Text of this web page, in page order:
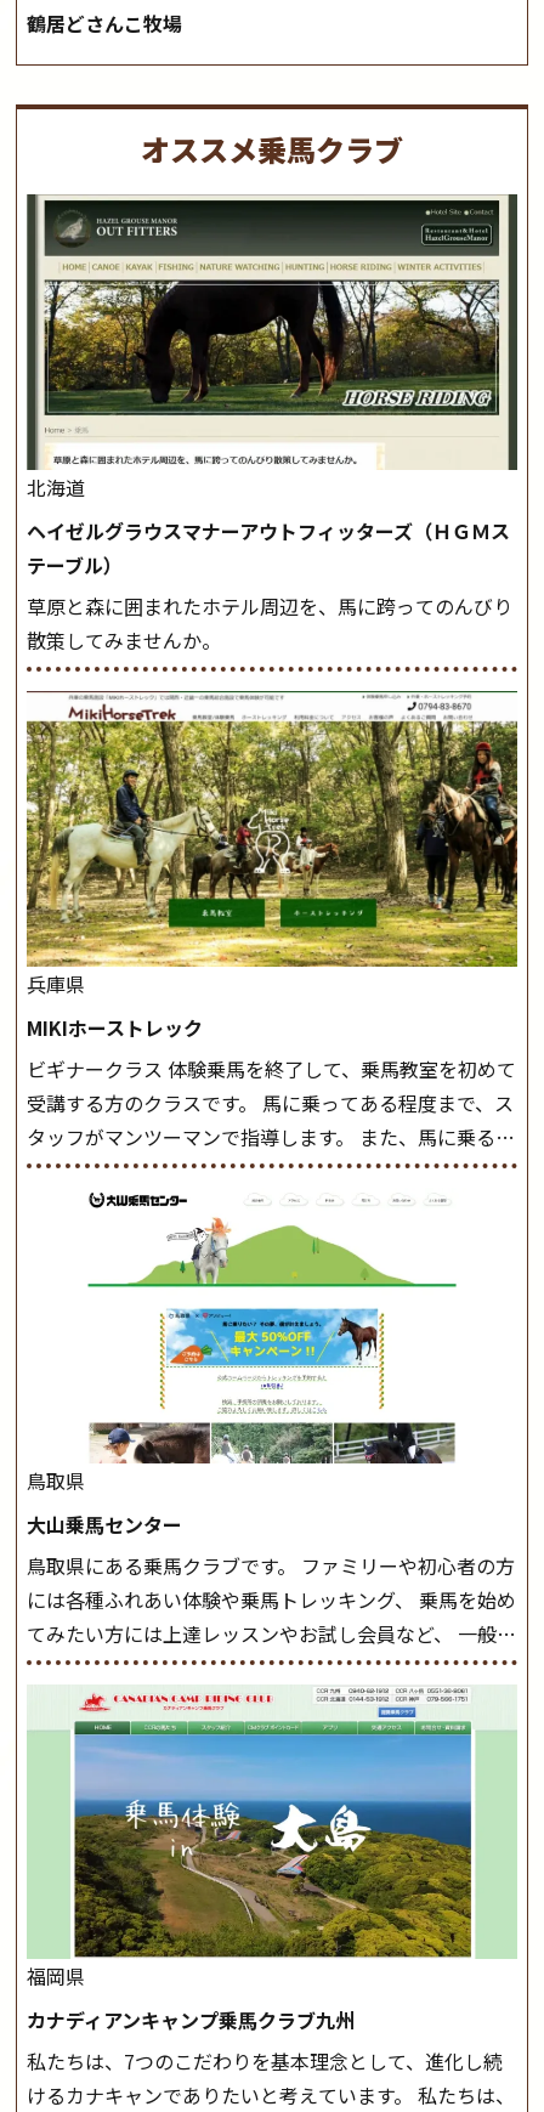
鶴居どさんこ牧場
オススメ乗馬クラブ
北海道
ヘイゼルグラウスマナーアウトフィッターズ（ＨＧＭス
テーブル）
草原と森に囲まれたホテル周辺を、馬に跨ってのんびり
散策してみませんか。
兵庫県
MIKIホーストレック
ビギナークラス 体験乗馬を終了して、乗馬教室を初めて
受講する方のクラスです。 馬に乗ってある程度まで、ス
タッフがマンツーマンで指導します。 また、馬に乗るだ
けでなく、馬の手入れや馬装（鞍などを装着する） も
このクラスで把握し、「馬に触れること」にも慣れてい
きましょう。 スタートクラス ビギナークラスで単独で
軽速歩(けいはやあし)ができるようになったら スタート
クラスへ。 グループレッスンで馬のスピードを調整し
ながら 軽速歩・正反撞(せいはんどう)を学びます。 安定
した手綱操作と軽速歩・正反撞ができるようになれば
駈歩(かけあし)練習に入ります。 ホップクラス スタート
クラスで常歩(なみあし)や 速歩、駈歩の初歩をマスター
したら、 次は部班にて駈歩を含めた誘導練習を行いま
しょう。 ステップクラス ホップクラスまでに練習した
まとめをします。 三種歩法をマスターし、ワンランク上
の扶助操作や誘導方法を身につけましょう。 注意事項
◆馬場使用状況により、使用する馬場はこちらで決定い
たしますのでご了承ください ◆基本は雨天決行です
が、落雷・強風等のより、安全上急遽中止させていただ
く場合がございます。 ◆三木ホースランドパークの協議
会や講習会等により、一部レッスンが中止になる場合が
ございます。 その際、ご予約いただいている皆様には事
前にご連絡いたします。MIKIホーストレックのツアー
はこちら
鳥取県
大山乗馬センター
鳥取県にある乗馬クラブです。 ファミリーや初心者の方
には各種ふれあい体験や乗馬トレッキング、 乗馬を始め
てみたい方には上達レッスンやお試し会員など、 一般の
方に幅広くお楽しみいただける施設を目指しています。
また、お手軽（低価格）に会員になったり自分の馬を持
つことのできる乗馬クラブでもあり、 健康や趣味、スポ
ーツ競技として、老若男女様々な方が、日々乗馬をお楽
しみいただいています。 なお、ゴールデンウィークと夏
休み期間中は無休で営業していますので、ぜひご家族で
お越しください！大山乗馬センターの紹介記事はこち
福岡県
カナディアンキャンプ乗馬クラブ九州
私たちは、7つのこだわりを基本理念として、進化し続
けるカナキャンでありたいと考えています。 私たちは、